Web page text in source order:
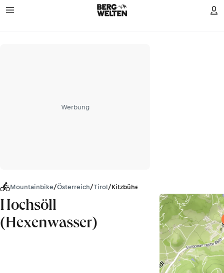
Werbung
Mountainbike/Österreich/Tirol/Kitzbüheler Alpen
Hochsöll
(Hexenwasser)